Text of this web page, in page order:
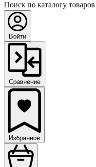
Поиск по каталогу товаров
Войти
Сравнение
Избранное